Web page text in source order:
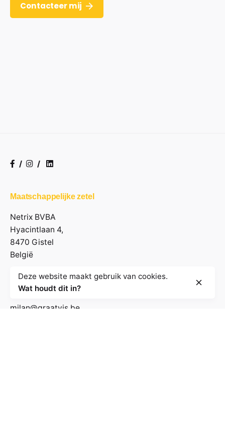
Contacteer mij
/ /
Maatschappelijke zetel
Netrix BVBA
Hyacintlaan 4,
8470 Gistel
België
Contactgegevens
milan@graatvis.be
Deze website maakt gebruik van cookies.
Wat houdt dit in?